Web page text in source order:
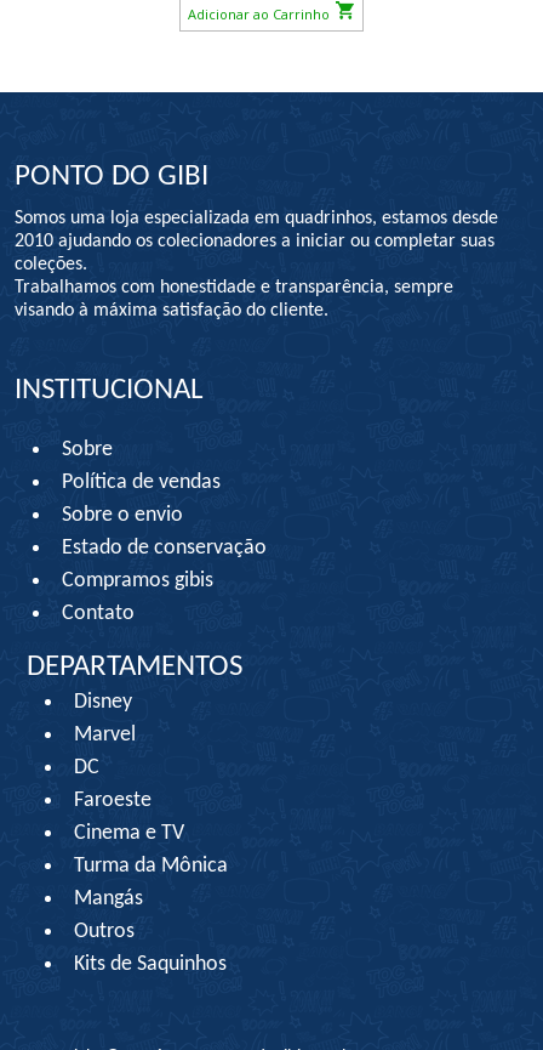
Adicionar ao Carrinho
PONTO DO GIBI
Somos uma loja especializada em quadrinhos, estamos desde
2010 ajudando os colecionadores a iniciar ou completar suas
coleções.
Trabalhamos com honestidade e transparência, sempre
visando à máxima satisfação do cliente.
INSTITUCIONAL
Sobre
Política de vendas
Sobre o envio
Estado de conservação
Compramos gibis
Contato
DEPARTAMENTOS
Disney
Marvel
DC
Faroeste
Cinema e TV
Turma da Mônica
Mangás
Outros
Kits de Saquinhos